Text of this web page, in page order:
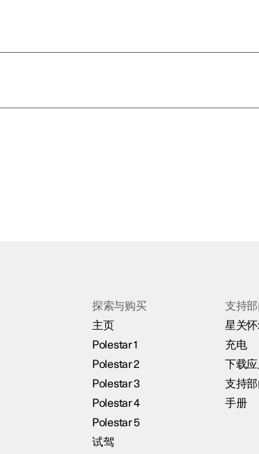
探索与购买
主页
Polestar 1
Polestar 2
Polestar 3
Polestar 4
Polestar 5
试驾
支持部
星关
充电
下载
支持部
手册